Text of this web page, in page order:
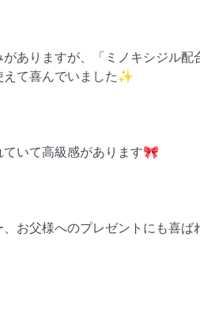
ありますが、「ミノキシジル
えて喜んでいました✨
ていて高級感があります🎀
お父様へのプレゼントにも喜